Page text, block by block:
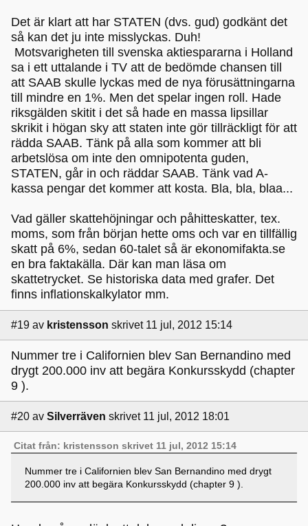
Det är klart att har STATEN (dvs. gud) godkänt det
så kan det ju inte misslyckas. Duh!
Motsvarigheten till svenska aktiespararna i Holland
sa i ett uttalande i TV att de bedömde chansen till
att SAAB skulle lyckas med de nya förusättningarna
till mindre en 1%. Men det spelar ingen roll. Hade
riksgälden skitit i det så hade en massa lipsillar
skrikit i högan sky att staten inte gör tillräckligt för att
rädda SAAB. Tänk på alla som kommer att bli
arbetslösa om inte den omnipotenta guden,
STATEN, går in och räddar SAAB. Tänk vad A-
kassa pengar det kommer att kosta. Bla, bla, blaa...
Vad gäller skattehöjningar och påhitteskatter, tex.
moms, som från början hette oms och var en tillfällig
skatt på 6%, sedan 60-talet så är ekonomifakta.se
en bra faktakälla. Där kan man läsa om
skattetrycket. Se historiska data med grafer. Det
finns inflationskalkylator mm.
#19 av kristensson skrivet 11 jul, 2012 15:14
Nummer tre i Californien blev San Bernandino med
drygt 200.000 inv att begära Konkursskydd (chapter
9 ).
#20 av Silverräven skrivet 11 jul, 2012 18:01
Citat från: kristensson skrivet 11 jul, 2012 15:14
Nummer tre i Californien blev San Bernandino med drygt
200.000 inv att begära Konkursskydd (chapter 9 ).